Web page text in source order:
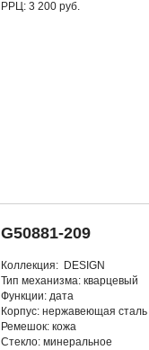
РРЦ: 3 200 руб.
G50881-209
Коллекция: DESIGN
Тип механизма: кварцевый
Функции: дата
Корпус: нержавеющая сталь
Ремешок: кожа
Стекло: минеральное